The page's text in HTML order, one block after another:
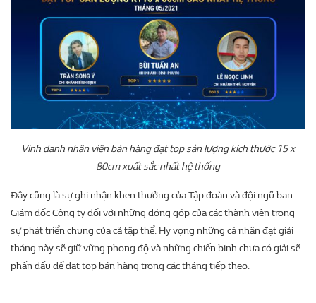
Vinh danh nhân viên bán hàng đạt top sản lượng kích thước 15 x
80cm xuất sắc nhất hệ thống
Đây cũng là sự ghi nhận khen thưởng của Tập đoàn và đội ngũ ban
Giám đốc Công ty đối với những đóng góp của các thành viên trong
sự phát triển chung của cả tập thể. Hy vọng những cá nhân đạt giải
tháng này sẽ giữ vững phong độ và những chiến binh chưa có giải sẽ
phấn đấu để đạt top bán hàng trong các tháng tiếp theo.